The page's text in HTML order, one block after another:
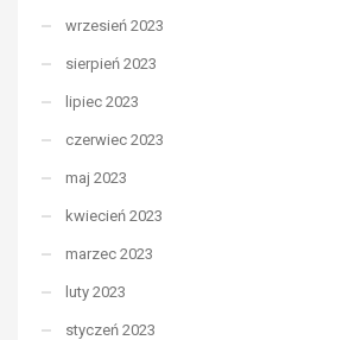
wrzesień 2023
sierpień 2023
lipiec 2023
czerwiec 2023
maj 2023
kwiecień 2023
marzec 2023
luty 2023
styczeń 2023